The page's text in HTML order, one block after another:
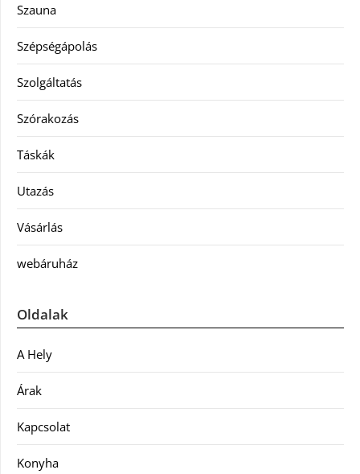
Szauna
Szépségápolás
Szolgáltatás
Szórakozás
Táskák
Utazás
Vásárlás
webáruház
Oldalak
A Hely
Árak
Kapcsolat
Konyha